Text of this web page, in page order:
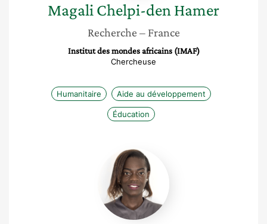
Magali Chelpi-den Hamer
Recherche – France
Institut des mondes africains (IMAF)
Chercheuse
Humanitaire Aide au développement
Éducation
Zoukouhi
Roseline
Paule-
désirée
Zahui